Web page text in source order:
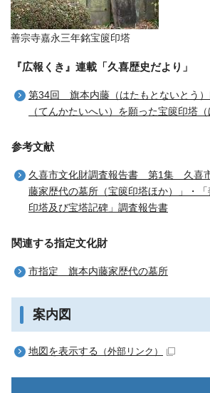
善宗寺嘉永三年銘宝篋印塔
『広報くき』連載「久喜歴史だより」
第34回 旗本内藤（はたもとないとう
（てんかたいへい）を願った宝篋印塔
参考文献
久喜市文化財調査報告書 第1集 久喜
藤家歴代の墓所（宝篋印塔ほか）」・
印塔及び宝塔記碑」調査報告書
関連する指定文化財
市指定 旗本内藤家歴代の墓所
案内図
地図を表示する （外部リンク）